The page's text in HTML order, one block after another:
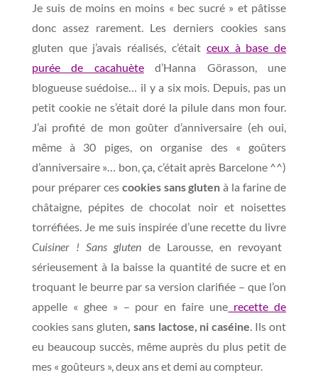
Je suis de moins en moins « bec sucré » et pâtisse
donc assez rarement. Les derniers cookies sans
gluten que j’avais réalisés, c’était ceux à base de
purée de cacahuèted’Hanna Görasson, une
blogueuse suédoise… il y a six mois. Depuis, pas un
petit cookie ne s’était doré la pilule dans mon four.
J’ai profité de mon goûter d’anniversaire (eh oui,
même à 30 piges, on organise des « goûters
d’anniversaire »… bon, ça, c’était après Barcelone ^^)
pour préparer ces cookies sans gluten à la farine de
châtaigne, pépites de chocolat noir et noisettes
torréfiées. Je me suis inspirée d’une recette du livre
Cuisiner ! Sans gluten de Larousse, en revoyant
sérieusement à la baisse la quantité de sucre et en
troquant le beurre par sa version clarifiée – que l’on
appelle « ghee » – pour en faire une recette de
cookies sans gluten, sans lactose, ni caséine. Ils ont
eu beaucoup succès, même auprès du plus petit de
mes « goûteurs », deux ans et demi au compteur.